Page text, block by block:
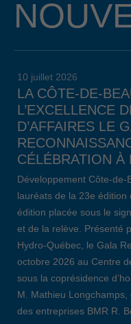
10 juillet 2026
LA CÔTE-DE-
L’EXCELLENCE
D’AFFAIRES LE
CÉLÉBRATION À
Développement Côte-
lauréats de la 23e édition
édition placée sous le
et de la relève. Présenté
Hydro-Québec, le Gala
octobre 2026 au Centre
sous la coprésidence
M. Mathieu
des entreprises BMR R.